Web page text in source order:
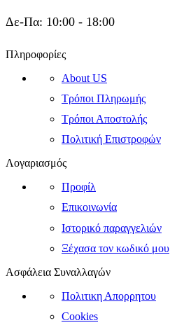
ποσότητα
Δε-Πα: 10:00 - 18:00
Πληροφορίες
About US
Τρόποι Πληρωμής
Τρόποι Αποστολής
Πολιτική Επιστροφών
Λογαριασμός
Προφίλ
Επικοινωνία
Ιστορικό παραγγελιών
Ξέχασα τον κωδικό μου
Ασφάλεια Συναλλαγών
Πολιτικη Απορρητου
Cookies